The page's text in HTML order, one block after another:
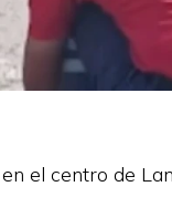
el centro de